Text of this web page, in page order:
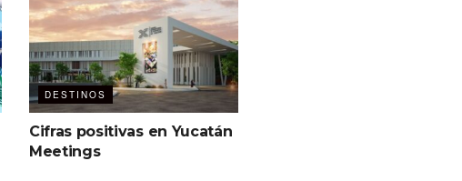
DESTINOS
Cifras positivas en Yucatán
Meetings